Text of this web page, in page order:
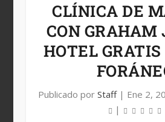
CLÍNICA DE
CON GRAHAM
HOTEL GRATIS
Publicado por Staff| Ene 2,
|